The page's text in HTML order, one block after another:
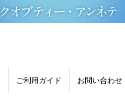
ご利用ガイド お問い合わせ